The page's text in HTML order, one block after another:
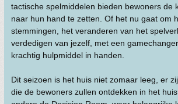
tactische spelmiddelen bieden bewoners de
naar hun hand te zetten. Of het nu gaat om
stemmingen, het veranderen van het
verdedigen van jezelf, met een
krachtig hulpmiddel in handen.
Dit seizoen is het huis niet zomaar leeg, er
die de bewoners zullen ontdekken in het